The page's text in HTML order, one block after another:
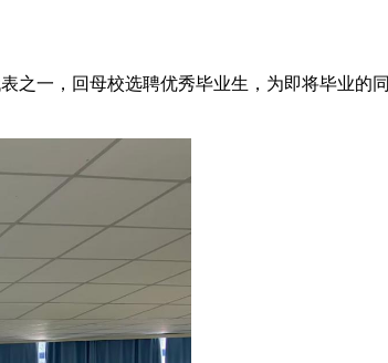
之一，回母校选聘优秀毕业生，为即将毕业的